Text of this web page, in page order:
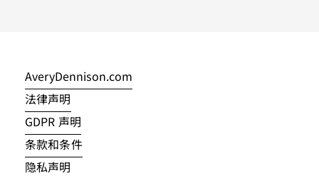
AveryDennison.com
法律声明
GDPR 声明
条款和条件
隐私声明